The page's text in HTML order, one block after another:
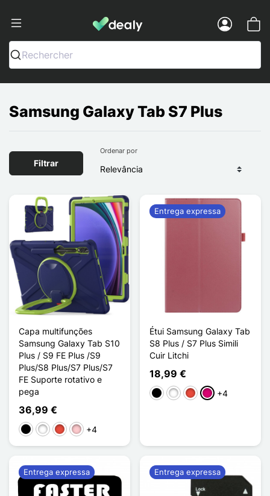
Dealy - Capas e acessórios para
Rechercher
Samsung Galaxy Tab S7 Plus
Filtrar
Ordenar por
Capa multifunções
Samsung Galaxy Tab S10
Plus / S9 FE Plus /S9
Plus/S8 Plus/S7 Plus/S7
FE Suporte rotativo e
pega
36,99 €
PretoBrancoVermelho
Rosa+4
Étui Samsung Galaxy Tab
S8 Plus / S7 Plus Simili
Cuir Litchi
18,99 €
PretoBrancoVermelho
Magenta
+4
Entrega expressa
Entrega expressa Entrega expressa